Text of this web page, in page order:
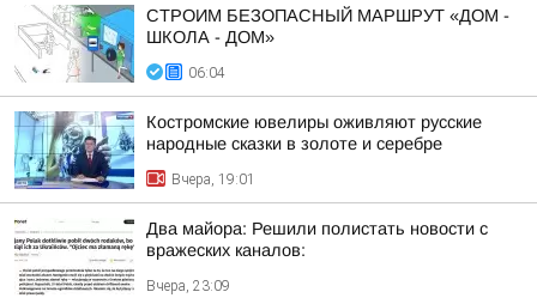
СТРОИМ БЕЗОПАСНЫЙ МАРШРУТ «ДОМ -
ШКОЛА - ДОМ»
06:04
Костромские ювелиры оживляют русские
народные сказки в золоте и серебре
Вчера, 19:01
Два майора: Решили полистать новости с
вражеских каналов:
Вчера, 23:09